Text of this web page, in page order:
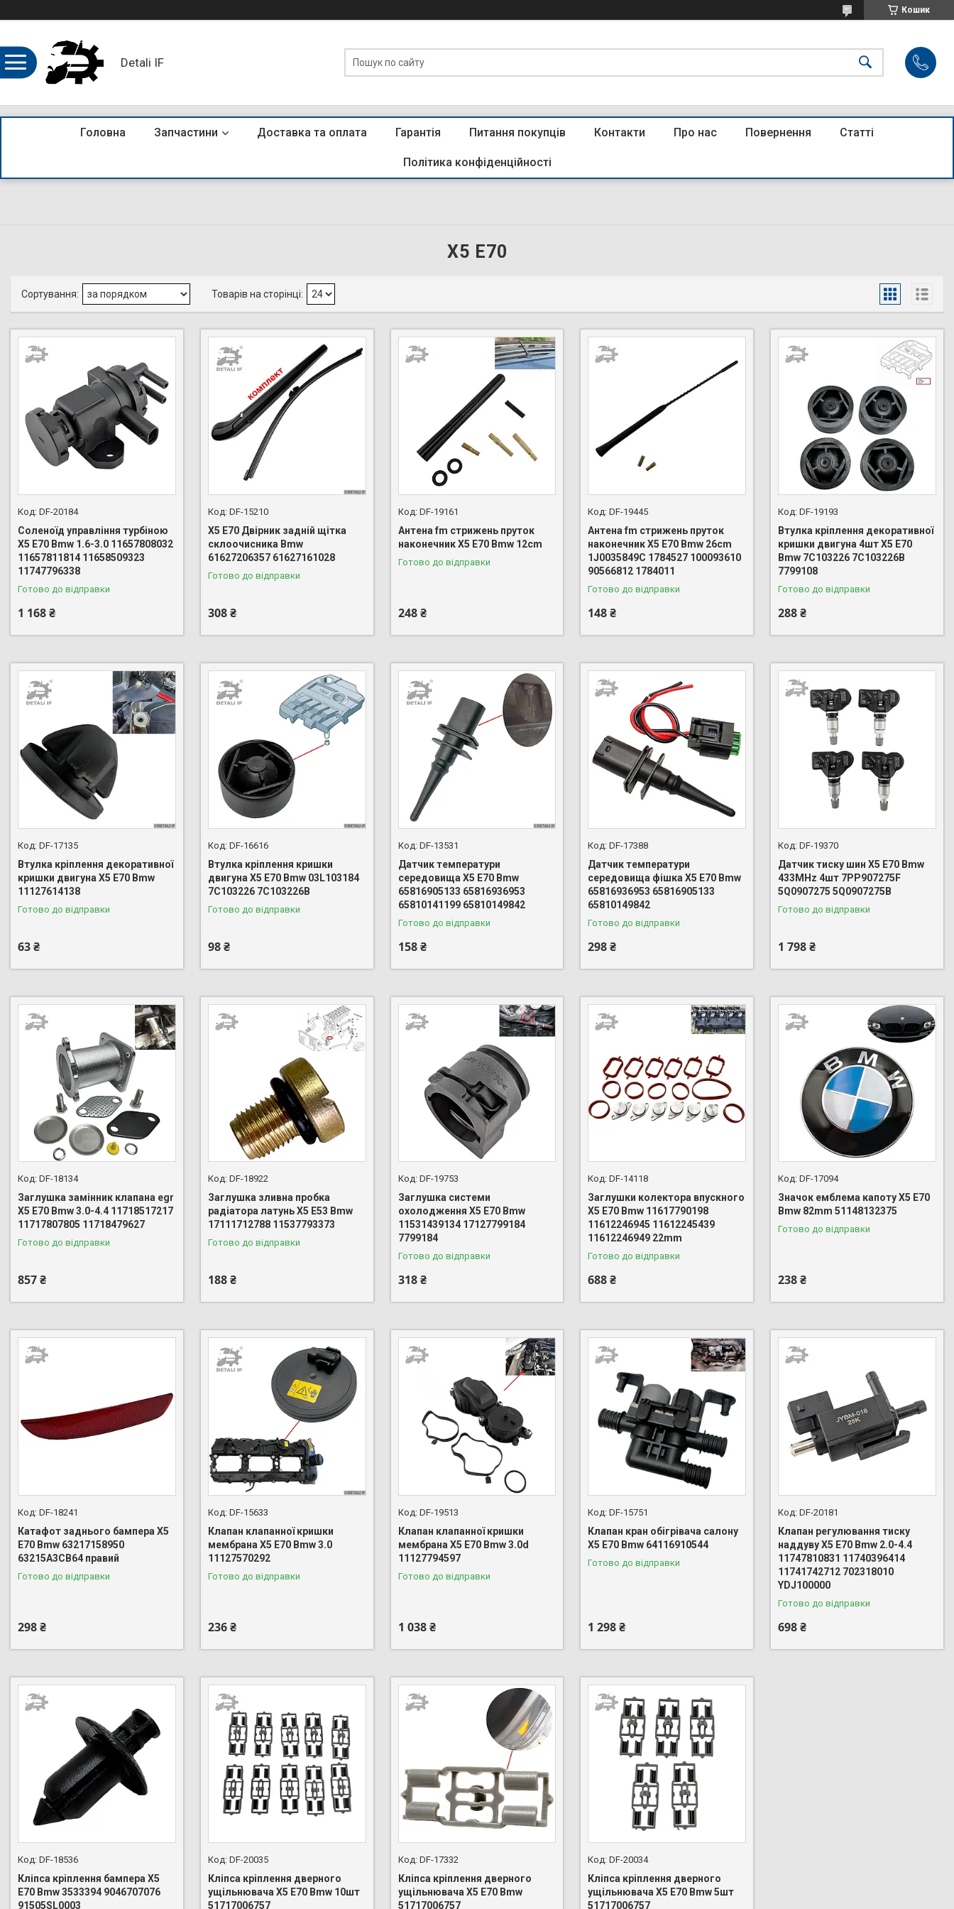
Кошик
Detali IF
Головна Запчастини Доставка та оплата Гарантія Питання покупців Контакти Про нас Повернення Статті
Політика конфіденційності
X5 E70
DF-20184
Cоленоїд управління турбіною
X5 E70 Bmw 1.6-3.0 11657808032
11657811814 11658509323
11747796338
Готово до відправки
1 168 ₴
DF-15210
X5 E70 Двірник задній щітка
склоочисника Bmw
61627206357 61627161028
Готово до відправки
308 ₴
DF-19161
Антена fm стрижень пруток
наконечник X5 E70 Bmw 12cm
Готово до відправки
248 ₴
DF-19445
Антена fm стрижень пруток
наконечник X5 E70 Bmw 26cm
1J0035849C 1784527 100093610
90566812 1784011
Готово до відправки
148 ₴
DF-19193
Втулка кріплення декоративної
кришки двигуна 4шт X5 E70
Bmw 7C103226 7C103226B
7799108
Готово до відправки
288 ₴
DF-17135
Втулка кріплення декоративної
кришки двигуна X5 E70 Bmw
11127614138
Готово до відправки
63 ₴
DF-16616
Втулка кріплення кришки
двигуна X5 E70 Bmw 03L103184
7C103226 7C103226B
Готово до відправки
98 ₴
DF-13531
Датчик температури
середовища X5 E70 Bmw
65816905133 65816936953
65810141199 65810149842
Готово до відправки
158 ₴
DF-17388
Датчик температури
середовища фішка X5 E70 Bmw
65816936953 65816905133
65810149842
Готово до відправки
298 ₴
DF-19370
Датчик тиску шин X5 E70 Bmw
433MHz 4шт 7PP907275F
5Q0907275 5Q0907275B
Готово до відправки
1 798 ₴
DF-18134
Заглушка замінник клапана egr
X5 E70 Bmw 3.0-4.4 11718517217
11717807805 11718479627
Готово до відправки
857 ₴
DF-18922
Заглушка зливна пробка
радіатора латунь X5 E53 Bmw
17111712788 11537793373
Готово до відправки
188 ₴
DF-19753
Заглушка системи
охолодження X5 E70 Bmw
11531439134 17127799184
7799184
Готово до відправки
318 ₴
DF-14118
Заглушки колектора впускного
X5 E70 Bmw 11617790198
11612246945 11612245439
11612246949 22mm
Готово до відправки
688 ₴
DF-17094
Значок емблема капоту X5 E70
Bmw 82mm 51148132375
Готово до відправки
238 ₴
DF-18241
Катафот заднього бампера X5
E70 Bmw 63217158950
63215A3CB64 правий
Готово до відправки
298 ₴
DF-15633
Клапан клапанної кришки
мембрана X5 E70 Bmw 3.0
11127570292
Готово до відправки
236 ₴
DF-19513
Клапан клапанної кришки
мембрана X5 E70 Bmw 3.0d
11127794597
Готово до відправки
1 038 ₴
DF-15751
Клапан кран обігрівача салону
X5 E70 Bmw 64116910544
Готово до відправки
1 298 ₴
DF-20181
Клапан регулювання тиску
наддуву X5 E70 Bmw 2.0-4.4
11747810831 11740396414
11741742712 702318010
YDJ100000
Готово до відправки
698 ₴
DF-18536
Кліпса кріплення бампера X5
E70 Bmw 3533394 9046707076
91505SL0003
DF-20035
Кліпса кріплення дверного
ущільнювача X5 E70 Bmw 10шт
51717006757
DF-17332
Кліпса кріплення дверного
ущільнювача X5 E70 Bmw
51717006757
DF-20034
Кліпса кріплення дверного
ущільнювача X5 E70 Bmw 5шт
51717006757